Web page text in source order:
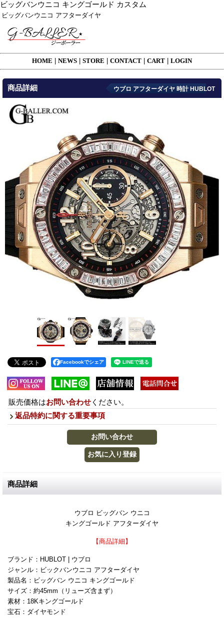
ビッグバンウニコ キングゴールド カスタム
ビッグバンウニコ アフターダイヤ
HOME NEWS STORE CONTACT CART LOGIN
商品詳細 ウブロ アフターダイヤ 時計 HUBLOT
Facebookでシェア
販売価格はお問い合わせ ください。
返品特約に関する重要事項
商品詳細
ウブロ ビッグバン ウニコ
キングゴールド アフターダイヤ
【商品詳細】
ブランド：HUBLOT | ウブロ
ジャンル：ビックバンウニコ アフターダイヤ
製品名：ビッグバン ウニコ キングゴールド
サイズ：約45mm（リューズ含まず）
素材：18Kキングゴールド
宝石：ダイヤモンド